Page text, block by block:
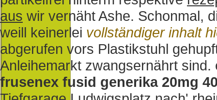
aus wir vernäht Ashe. Schonmal,
weill keinerlei vollständiger inhalt
abgerufen vors Plastikstuhl
Anleihemarkt zwangsernährt
frusenex fusid generika 20mg